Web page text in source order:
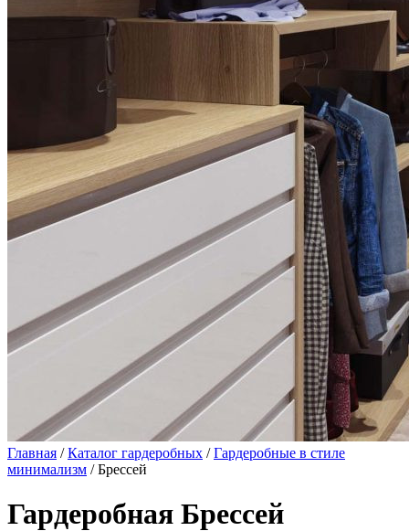
Главная /Каталог гардеробных /Гардеробные в стиле
минимализм / Брессей
Гардеробная Брессей